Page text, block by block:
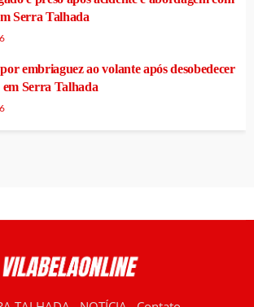
Serra Talhada
embriaguez ao volante após desobedecer
Serra Talhada